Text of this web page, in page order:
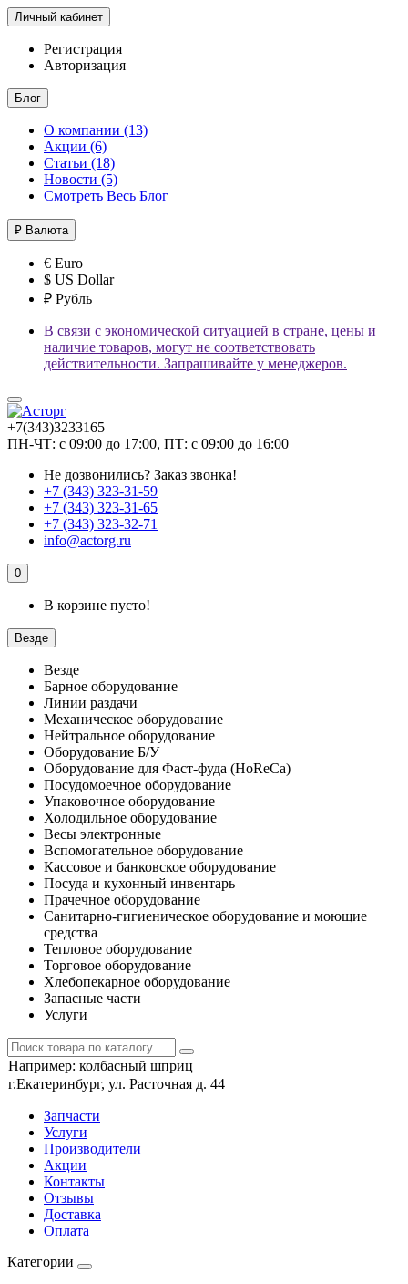
Личный кабинет
Регистрация
Авторизация
Блог
О компании (13)
Акции (6)
Статьи (18)
Новости (5)
Смотреть Весь Блог
₽ Валюта
€ Euro
$ US Dollar
₽ Рубль
В связи с экономической ситуацией в стране, цены и
наличие товаров, могут не соответствовать
действительности. Запрашивайте у менеджеров.
+7(343)3233165
ПН-ЧТ: с 09:00 до 17:00, ПТ: с 09:00 до 16:00
Не дозвонились? Заказ звонка!
+7 (343) 323-31-59
+7 (343) 323-31-65
+7 (343) 323-32-71
info@actorg.ru
0
В корзине пусто!
Везде
Везде
Барное оборудование
Линии раздачи
Механическое оборудование
Нейтральное оборудование
Оборудование Б/У
Оборудование для Фаст-фуда (HoReCa)
Посудомоечное оборудование
Упаковочное оборудование
Холодильное оборудование
Весы электронные
Вспомогательное оборудование
Кассовое и банковское оборудование
Посуда и кухонный инвентарь
Прачечное оборудование
Санитарно-гигиеническое оборудование и моющие
средства
Тепловое оборудование
Торговое оборудование
Хлебопекарное оборудование
Запасные части
Услуги
Например: колбасный шприц
г.Екатеринбург, ул. Расточная д. 44
Запчасти
Услуги
Производители
Акции
Контакты
Отзывы
Доставка
Оплата
Категории